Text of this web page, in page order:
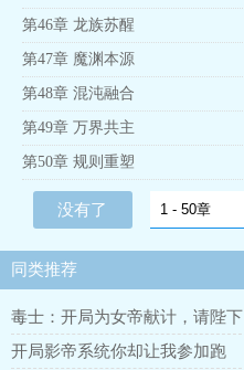
第46章 龙族苏醒
第47章 魔渊本源
第48章 混沌融合
第49章 万界共主
第50章 规则重塑
没有了
同类推荐
毒士：开局为女帝献计，请陛下
自爆
开局影帝系统你却让我参加跑